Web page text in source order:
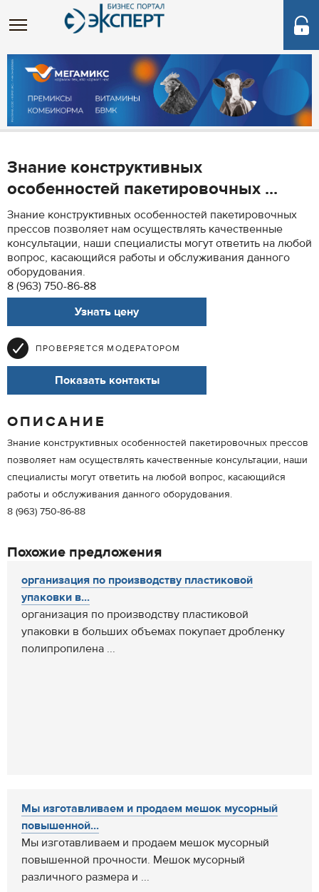
Знание конструктивных
особенностей пакетировочных ...
Знание конструктивных особенностей пакетировочных
прессов позволяет нам осуществлять качественные
консультации, наши специалисты могут ответить на любой
вопрос, касающийся работы и обслуживания данного
оборудования.
8 (963) 750-86-88
Узнать цену
ПРОВЕРЯЕТСЯ МОДЕРАТОРОМ
Показать контакты
ОПИСАНИЕ
Знание конструктивных особенностей пакетировочных прессов
позволяет нам осуществлять качественные консультации, наши
специалисты могут ответить на любой вопрос, касающийся
работы и обслуживания данного оборудования.
8 (963) 750-86-88
Похожие предложения
организация по производству пластиковой
упаковки в...
организация по производству пластиковой
упаковки в больших объемах покупает дробленку
полипропилена ...
Мы изготавливаем и продаем мешок мусорный
повышенной...
Мы изготавливаем и продаем мешок мусорный
повышенной прочности. Мешок мусорный
различного размера и ...